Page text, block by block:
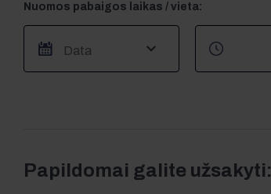
Nuomos pabaigos laikas / vieta:
Papildomai galite užsakyti: